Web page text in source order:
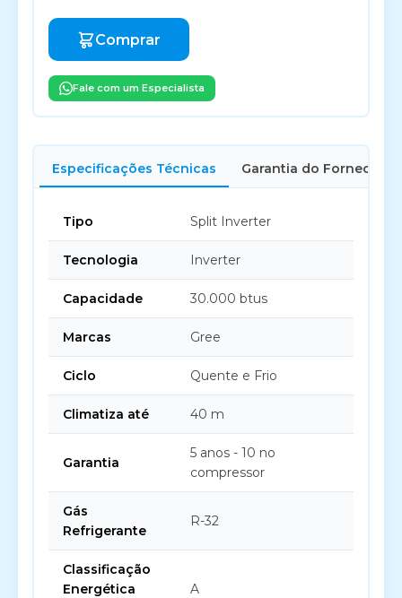
Comprar
Fale com um Especialista
Especificações Técnicas Garantia do Fornecedor
Tipo Split Inverter
Tecnologia Inverter
Capacidade 30.000 btus
Marcas Gree
Ciclo Quente e Frio
Climatiza até 40 m
Garantia
5 anos - 10 no
compressor
Gás
Refrigerante
R-32
Classificação
Energética
A